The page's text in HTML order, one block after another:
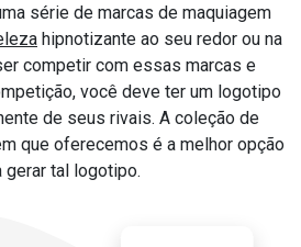
série de marcas de maquiagem
hipnotizante ao seu redor ou na
competir com essas marcas e
você deve ter um logotipo
de seus rivais. A coleção de
que oferecemos é a melhor opção
gerar tal logotipo.